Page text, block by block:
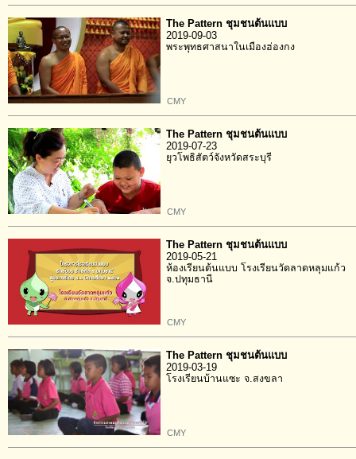
The Pattern ชุมชนต้นแบบ
2019-09-03
พระพุทธศาสนาในเมืองฮ่องกง
CMY
The Pattern ชุมชนต้นแบบ
2019-07-23
ยุวโพธิสัตว์จังหวัดสระบุรี
CMY
The Pattern ชุมชนต้นแบบ
2019-05-21
ห้องเรียนต้นแบบ โรงเรียนวัดลาดหลุมแก้ว
จ.ปทุมธานี
CMY
The Pattern ชุมชนต้นแบบ
2019-03-19
โรงเรียนบ้านแซะ จ.สงขลา
CMY